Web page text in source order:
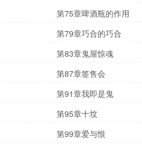
第75章啤酒瓶的作用
第79章巧合的巧合
第83章鬼屋惊魂
第87章签售会
第91章我即是鬼
第95章十坟
第99章爱与恨